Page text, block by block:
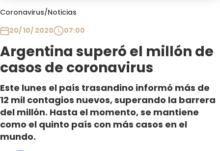
Coronavirus/Noticias
20/ 10/ 2020
07:00
Argentina superó el millón de
casos de coronavirus
Este lunes el país trasandino informó más de
12 mil contagios nuevos, superando la barrera
del millón. Hasta el momento, se mantiene
como el quinto país con más casos en el
mundo.
Club De La Comedia
Plan Perfecto
El Tiempo
Sabingo